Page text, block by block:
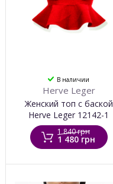
В наличии
Herve Leger
Женский топ с баской
Herve Leger 12142-1
1 840 грн
1 480 грн